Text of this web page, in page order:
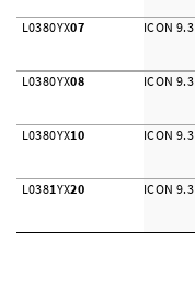
L0380YX07 ICON 9.3
L0380YX08 ICON 9.3
L0380YX10 ICON 9.3
L0381YX20 ICON 9.3